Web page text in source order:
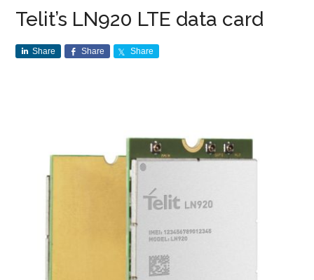
Telit’s LN920 LTE data card
Share Share Share